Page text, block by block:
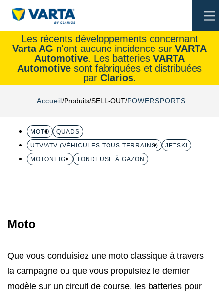
Les récents développements concernant
Varta AG n'ont aucune incidence sur VARTA
Automotive. Les batteries VARTA
Automotive sont fabriquées et distribuées
par Clarios.
Accueil Produits SELL-OUT POWERSPORTS
MOTO
QUADS
UTV/ATV (VÉHICULES TOUS TERRAINS)
JETSKI
MOTONEIGE
TONDEUSE À GAZON
Moto
Que vous conduisiez une moto classique à travers
la campagne ou que vous propulsiez le dernier
modèle sur un circuit de course, les batteries pour